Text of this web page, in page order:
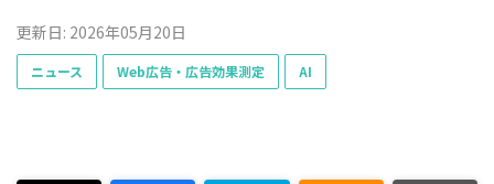
更新日: 2026年05月20日
ニュース Web広告・広告効果測定 AI